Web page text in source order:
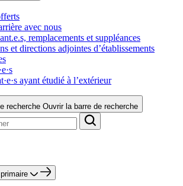
avec nous
remplacements et suppléances
et directions adjointes d’établissements
ayant étudié à l’extérieur
recherche Ouvrir la barre de recherche